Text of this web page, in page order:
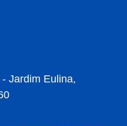
Jardim Eulina,